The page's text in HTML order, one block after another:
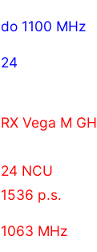
do 1100 MHz
24
RX Vega M GH
24 NCU
1536 p.s.
1063 MHz